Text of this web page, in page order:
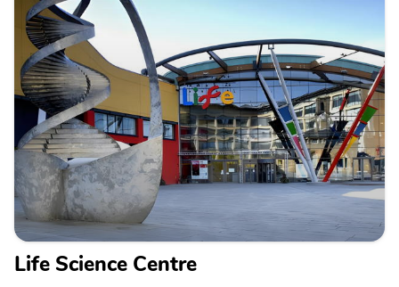
Life Science Centre